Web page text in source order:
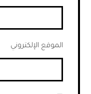
الموقع الإلكتروني